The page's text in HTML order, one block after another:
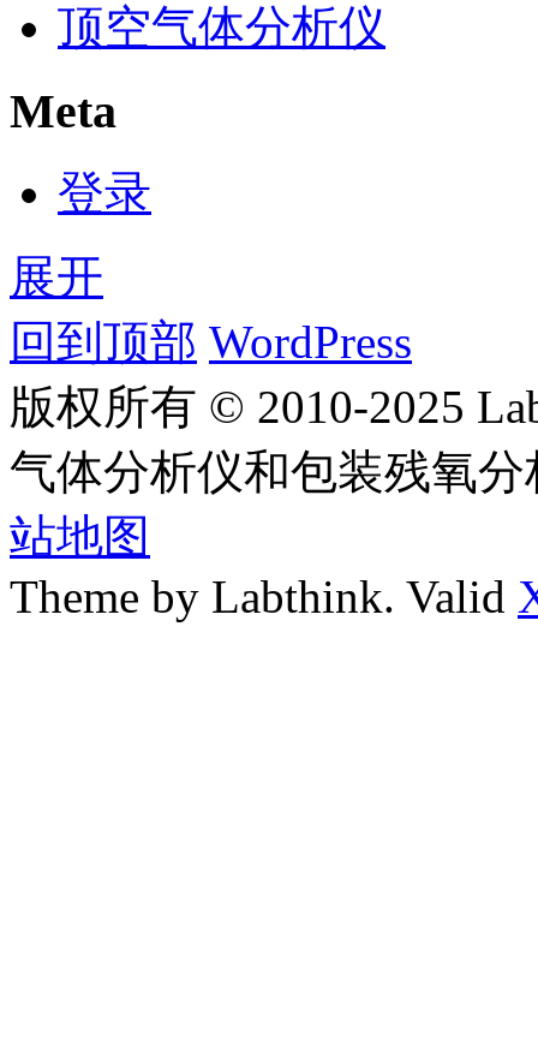
顶空气体分析仪
Meta
登录
展开
回到顶部 WordPress
版权所有 © 2010-2025
气体分析仪和包装残氧
站地图
Theme by Labthink. Valid